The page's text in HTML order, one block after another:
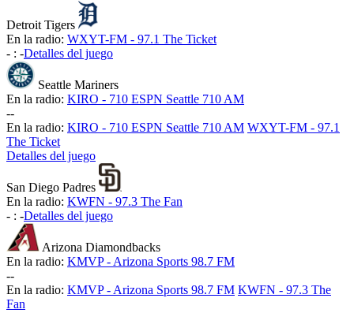
Detroit Tigers
En la radio: WXYT-FM - 97.1 The Ticket
- : -Detalles del juego
Seattle Mariners
En la radio: KIRO - 710 ESPN Seattle 710 AM
--
En la radio: KIRO - 710 ESPN Seattle 710 AM WXYT-FM - 97.1
The Ticket
Detalles del juego
San Diego Padres
En la radio: KWFN - 97.3 The Fan
- : -Detalles del juego
Arizona Diamondbacks
En la radio: KMVP - Arizona Sports 98.7 FM
--
En la radio: KMVP - Arizona Sports 98.7 FM KWFN - 97.3 The
Fan